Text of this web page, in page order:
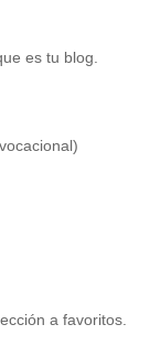
es tu blog.
a favoritos.